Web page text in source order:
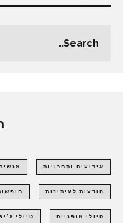
אירועים ותחרויות
הודעות לעיתונות
טיולי אופניים טיולי